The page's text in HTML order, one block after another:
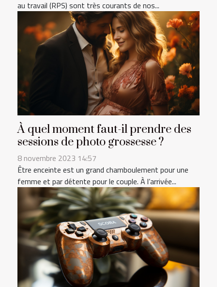
au travail (RPS) sont très courants de nos...
À quel moment faut-il prendre des
sessions de photo grossesse ?
8 novembre 2023 14:57
Être enceinte est un grand chamboulement pour une
femme et par détente pour le couple. À l’arrivée...